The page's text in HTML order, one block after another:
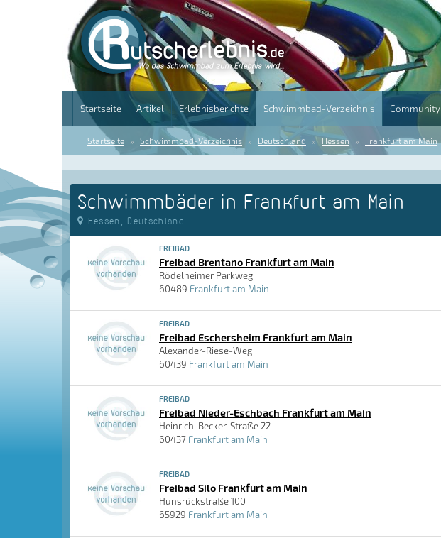
Startseite Artikel Erlebnisberichte Schwimmbad-Verzeichnis Community
Startseite Schwimmbad-Verzeichnis Deutschland Hessen Frankfurt am Main
Schwimmbäder in Frankfurt am Main
Hessen, Deutschland
FREIBAD
Freibad Brentano Frankfurt am Main
Rödelheimer Parkweg
60489 Frankfurt am Main
FREIBAD
Freibad Eschersheim Frankfurt am Main
Alexander-Riese-Weg
60439 Frankfurt am Main
FREIBAD
Freibad Nieder-Eschbach Frankfurt am Main
Heinrich-Becker-Straße 22
60437 Frankfurt am Main
FREIBAD
Freibad Silo Frankfurt am Main
Hunsrückstraße 100
65929 Frankfurt am Main